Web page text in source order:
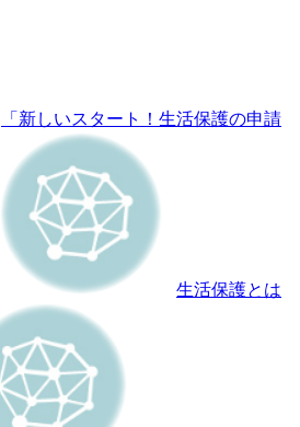
「新しいスタート！生活保護の申請
生活保護とは